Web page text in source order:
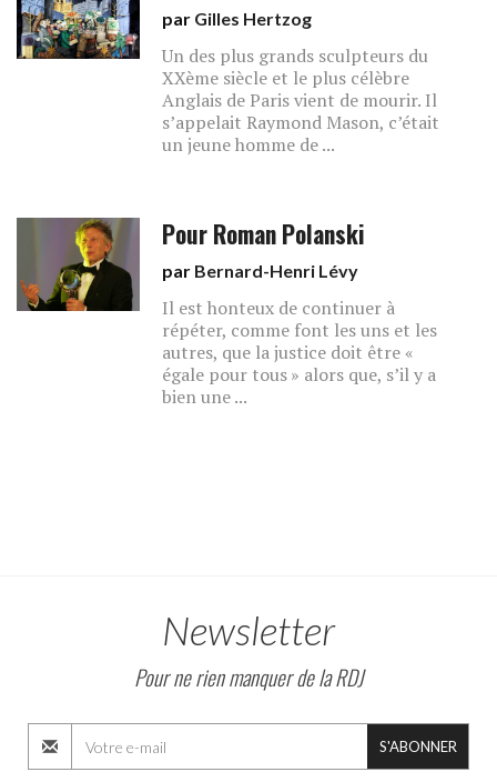
par Gilles Hertzog
Un des plus grands sculpteurs du
XXème siècle et le plus célèbre
Anglais de Paris vient de mourir. Il
s’appelait Raymond Mason, c’était
un jeune homme de ...
Pour Roman Polanski
par Bernard-Henri Lévy
Il est honteux de continuer à
répéter, comme font les uns et les
autres, que la justice doit être «
égale pour tous » alors que, s’il y a
bien une ...
Newsletter
Pour ne rien manquer de la RDJ
S'ABONNER